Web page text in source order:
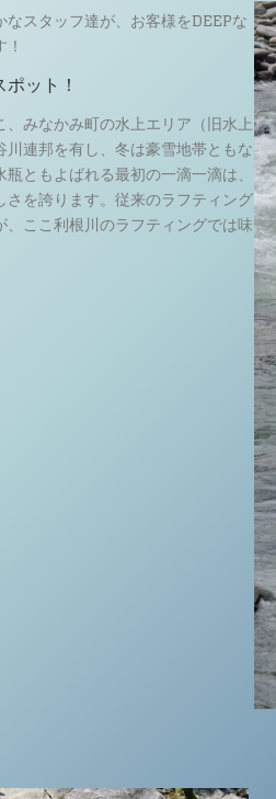
スタッフ達が、お客様をDEEPな
ット！
みなかみ町の水上エリア（旧水上
連邦を有し、冬は豪雪地帯ともな
ともよばれる最初の一滴一滴は、
を誇ります。従来のラフティング
ここ利根川のラフティングでは味